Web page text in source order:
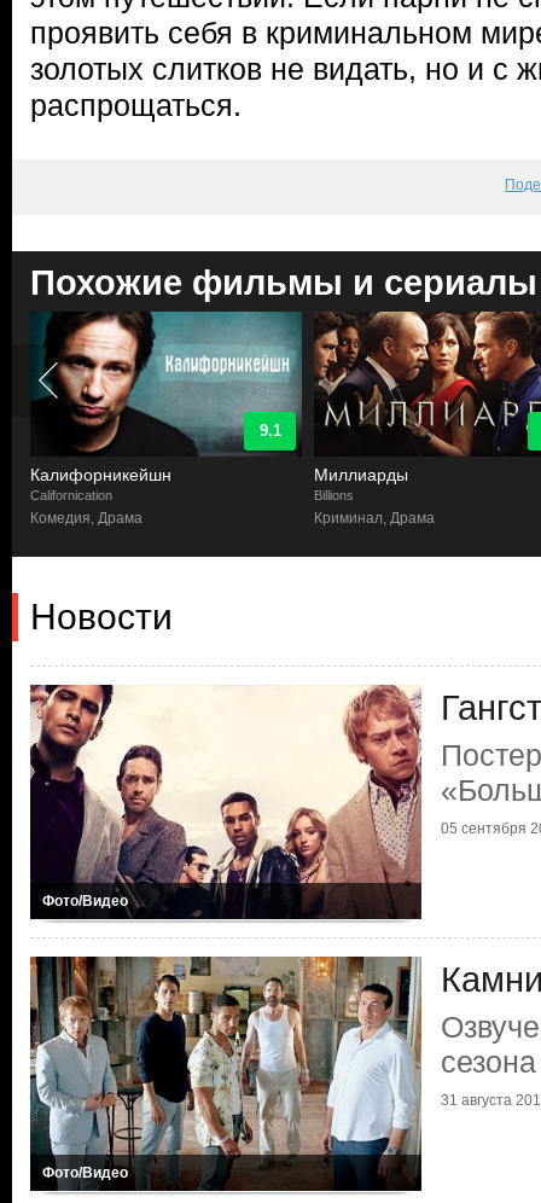
проявить себя в криминальном
золотых слитков не видать, но и с
распрощаться.
Похожие фильмы и сериалы
9.1
Калифорникейшн
Californication
Комедия, Драма
Миллиарды
Billions
Криминал, Драма
Новости
Фото/Видео
05 сентября
Фото/Видео
31 августа